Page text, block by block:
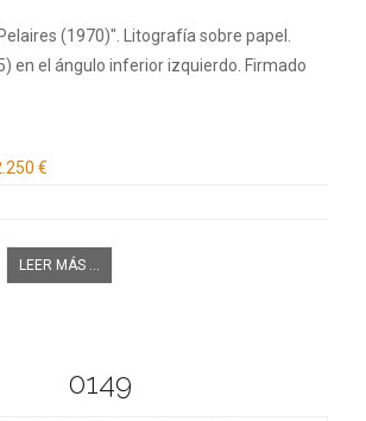
(1970)". Litografía sobre papel.
en el ángulo inferior izquierdo. Firmado
€
LEER MÁS ...
0149